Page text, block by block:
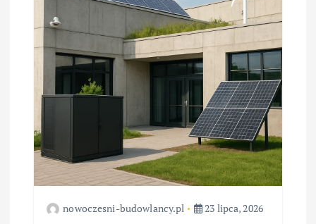
p
u
nowoczesni-budowlancy.pl 23 lipca, 2026